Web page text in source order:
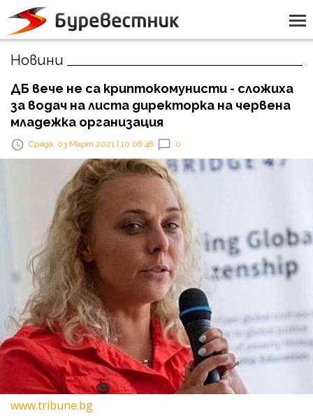
Новини
ДБ вече не са криптокомунисти - сложиха
за водач на листа директорка на червена
младежка организация
Сряда, 03 Март 2021 | 10:08:48 0
www.tribune.bg